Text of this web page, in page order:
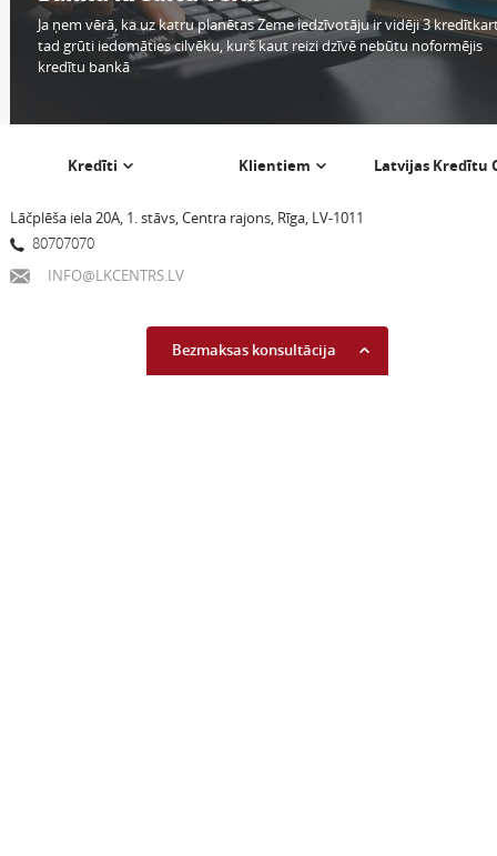
Ja ņem vērā, ka uz katru planētas Zeme iedzīvotāju ir vidēji 3
tad grūti iedomāties cilvēku, kurš kaut reizi dzīvē nebūtu noformējis
kredītu bankā
Kredīti Klientiem Latvijas Kredītu
Lāčplēša iela 20A, 1. stāvs, Centra rajons, Rīga, LV-1011
80707070
INFO@LKCENTRS.LV
Bezmaksas konsultācija